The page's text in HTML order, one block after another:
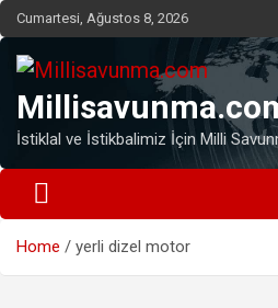
Skip
to
content
Cumartesi, Ağustos 8, 2026
İstiklal ve İstikbalimiz İçin Milli
Home yerli dizel motor